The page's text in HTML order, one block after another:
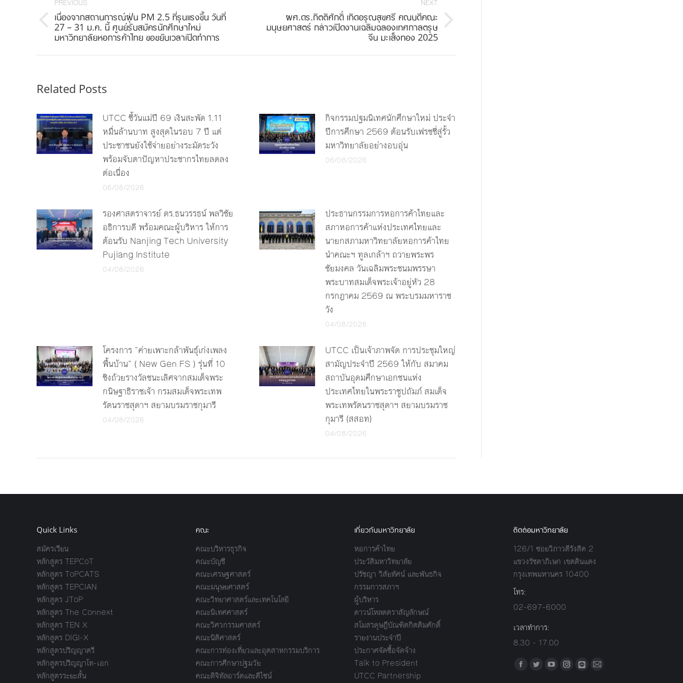
navigation
PREVIOUS
Previous
post:
เนื่องจากสถานการณ์ฝุ่น PM 2.5 ที่รุนแรงขึ้น วันที่
27 – 31 ม.ค. นี้ ศูนย์รับสมัครนักศึกษาใหม่
มหาวิทยาลัยหอการค้าไทย ขอขยับเวลาเปิดทำการ
NEXT
Next
ผศ.ดร.กิตติศักดิ์ เกิดอรุณสุขศรี คณบดีคณะ
มนุษยศาสตร์ กล่าวเปิดงานเฉลิมฉลองเทศกาลตรุษ
จีน มะเส็งทอง 2025
Related Posts
UTCC ชี้วันแม่ปี 69 เงินสะพัด 1.11
หมื่นล้านบาท สูงสุดในรอบ 7 ปี แต่
ประชาชนยังใช้จ่ายอย่างระมัดระวัง
พร้อมจับตาปัญหาประชากรไทยลดลง
ต่อเนื่อง
06/08/2026
กิจกรรมปฐมนิเทศนักศึกษาใหม่ ประจำ
ปีการศึกษา 2569 ต้อนรับเฟรชชี่สู่รั้ว
มหาวิทยาลัยอย่างอบอุ่น
06/08/2026
รองศาสตราจารย์ ดร.ธนวรรธน์ พลวิชัย
อธิการบดี พร้อมคณะผู้บริหาร ให้การ
ต้อนรับ Nanjing Tech University
Pujiang Institute
04/08/2026
ประธานกรรมการหอการค้าไทยและ
สภาหอการค้าแห่งประเทศไทยและ
นายกสภามหาวิทยาลัยหอการค้าไทย
นำคณะฯ ทูลเกล้าฯ ถวายพระพร
ชัยมงคล วันเฉลิมพระชนมพรรษา
พระบาทสมเด็จพระเจ้าอยู่หัว 28
กรกฎาคม 2569 ณ พระบรมมหาราช
วัง
04/08/2026
โครงการ “ค่ายเพาะกล้าพันธุ์เก่งเพลง
พื้นบ้าน” ( New Gen FS ) รุ่นที่ 10
ชิงถ้วยรางวัลชนะเลิศจากสมเด็จพระ
กนิษฐาธิราชเจ้า กรมสมเด็จพระเทพ
รัตนราชสุดาฯ สยามบรมราชกุมารี
04/08/2026
UTCC เป็นเจ้าภาพจัด การประชุมใหญ่
สามัญประจำปี 2569 ให้กับ สมาคม
สถาบันอุดมศึกษาเอกชนแห่ง
ประเทศไทยในพระราชูปถัมภ์ สมเด็จ
พระเทพรัตนราชสุดาฯ สยามบรมราช
กุมารี (สสอท)
04/08/2026
Quick Links
สมัครเรียน
หลักสูตร TEPCoT
หลักสูตร ToPCATS
หลักสูตร TEPCIAN
หลักสูตร JToP
หลักสูตร The Connext
หลักสูตร TEN X
หลักสูตร DIGI-X
หลักสูตรปริญญาตรี
หลักสูตรปริญญาโท-เอก
หลักสูตรระยะสั้น
คณะ
คณะบริหารธุรกิจ
คณะบัญชี
คณะเศรษฐศาสตร์
คณะมนุษยศาสตร์
คณะวิทยาศาสตร์และเทคโนโลยี
คณะนิเทศศาสตร์
คณะวิศวกรรมศาสตร์
คณะนิติศาสตร์
คณะการท่องเที่ยวและอุตสาหกรรมบริการ
คณะการศึกษาปฐมวัย
คณะดิจิทัลอาร์ตและดีไซน์
เกี่ยวกับมหาวิทยาลัย
หอการค้าไทย
ประวัติมหาวิทยาลัย
ปรัชญา วิสัยทัศน์ และพันธกิจ
กรรมการสภาฯ
ผู้บริหาร
ดาวน์โหลดตราสัญลักษณ์
สโมสรดุษฎีบัณฑิตกิตติมศักดิ์
รายงานประจำปี
ประกาศจัดซื้อจัดจ้าง
Talk to President
UTCC Partnership
ติดต่อมหาวิทยาลัย
126/1 ซอยวิภาวดีรังสิต 2
แขวงรัชดาภิเษก เขตดินแดง
กรุงเทพมหานคร 10400
โทร:
02-697-6000
เวลาทำการ:
8.30 - 17.00
Find us on:
Facebook
TwitterYouTube
Instagram
LineMail